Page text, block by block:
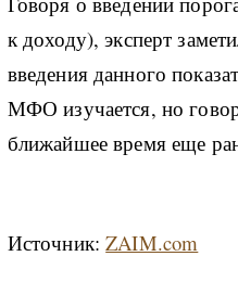
к доходу), эксперт
введения данного
МФО изучается, но
ближайшее время еще
Источник:ZAIM.com